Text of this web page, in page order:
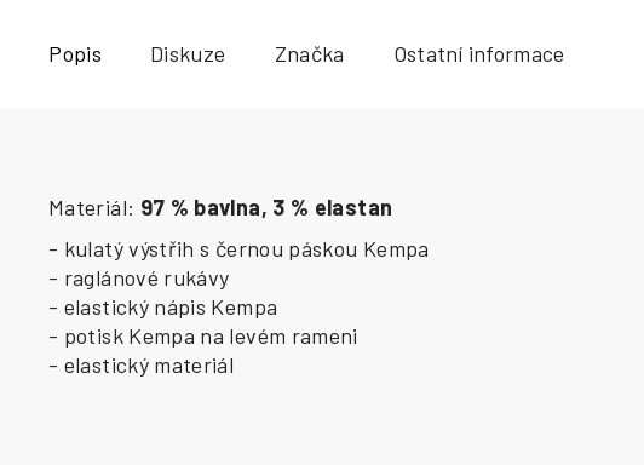
Popis Diskuze Značka Ostatní informace
Materiál: 97 % bavlna, 3 % elastan
- kulatý výstřih s černou páskou Kempa
- raglánové rukávy
- elastický nápis Kempa
- potisk Kempa na levém rameni
- elastický materiál